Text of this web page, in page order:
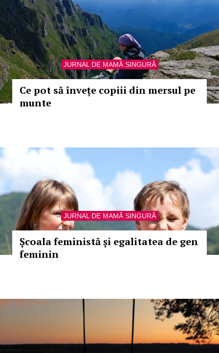
JURNAL DE MAMĂ SINGURĂ
Ce pot să învețe copiii din mersul pe
munte
JURNAL DE MAMĂ SINGURĂ
Școala feministă și egalitatea de gen
feminin